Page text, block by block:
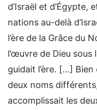
d’Israël et d’Égypte,
nations au-delà
l’ère de la Grâce du
l’œuvre de Dieu sous
guidait l’ère. […] Bien
deux noms
accomplissait les